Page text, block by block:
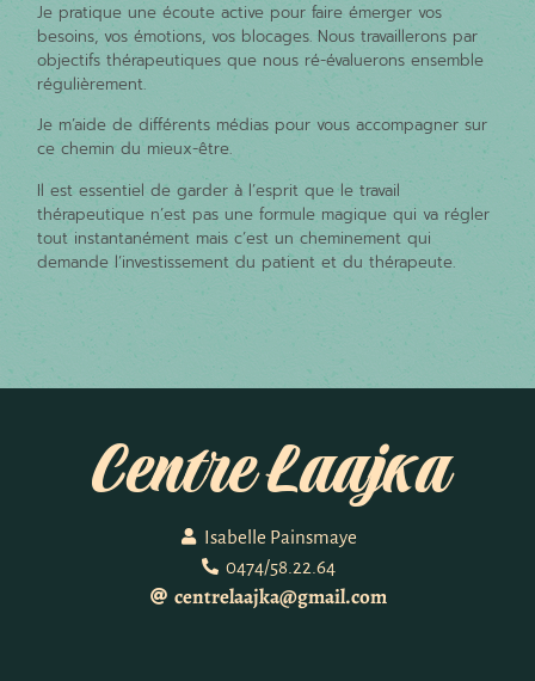
Je pratique une écoute active pour faire émerger vos
besoins, vos émotions, vos blocages. Nous travaillerons par
objectifs thérapeutiques que nous ré-évaluerons ensemble
régulièrement.
Je m’aide de différents médias pour vous accompagner sur
ce chemin du mieux-être.
Il est essentiel de garder à l’esprit que le travail
thérapeutique n’est pas une formule magique qui va régler
tout instantanément mais c’est un cheminement qui
demande l’investissement du patient et du thérapeute.
Centre Laajka
Isabelle Painsmaye
0474/58.22.64
centrelaajka@gmail.com